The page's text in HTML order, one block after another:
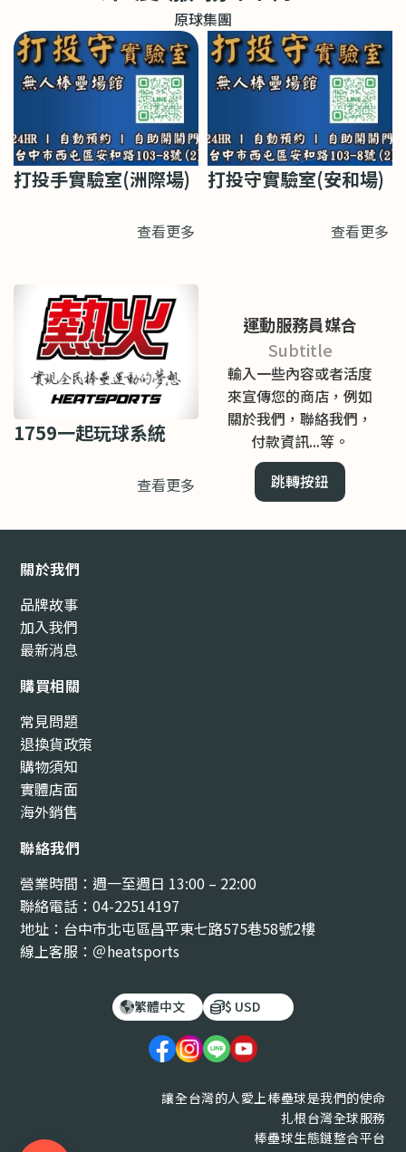
原球集團
打投手實驗室(洲際場)
查看更多
打投守實驗室(安和場)
查看更多
1759一起玩球系統
查看更多
運動服務員媒合
Subtitle
輸入一些內容或者活度
來宣傳您的商店，例如
關於我們，聯絡我們，
付款資訊...等。
跳轉按鈕
關於我們
品牌故事
加入我們
最新消息
購買相關
常見問題
退換貨政策
購物須知
實體店面
海外銷售
聯絡我們
營業時間：週一至週日 13:00 – 22:00
聯絡電話：04-22514197
地址：台中市北屯區昌平東七路575巷58號2樓
線上客服：＠heatsports
繁體中文 $ USD
讓全台灣的人愛上棒壘球是我們的使命
扎根台灣全球服務
棒壘球生態鏈整合平台